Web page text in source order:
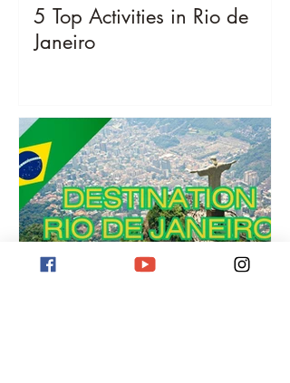
5 Top Activities in Rio de
Janeiro